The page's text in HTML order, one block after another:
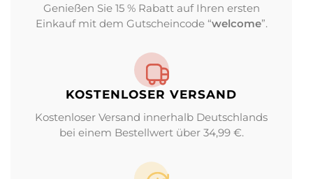
Genießen Sie 15 % Rabatt auf Ihren ersten
Einkauf mit dem Gutscheincode “welcome”.
KOSTENLOSER VERSAND
Kostenloser Versand innerhalb Deutschlands
bei einem Bestellwert über 34,99 €.